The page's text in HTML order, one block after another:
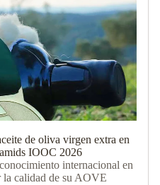
de oliva virgen extra en
IOOC 2026
internacional en
calidad de su AOVE